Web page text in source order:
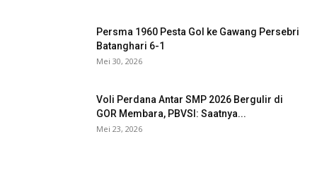
Persma 1960 Pesta Gol ke Gawang Persebri
Batanghari 6-1
Mei 30, 2026
Voli Perdana Antar SMP 2026 Bergulir di
GOR Membara, PBVSI: Saatnya...
Mei 23, 2026